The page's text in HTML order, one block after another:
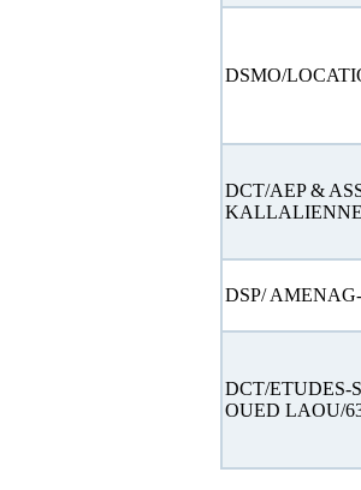
DSMO/
DCT/AEP &
KALLALIENNE
DSP/
DCT/ETUDES-
OUED LAOU/